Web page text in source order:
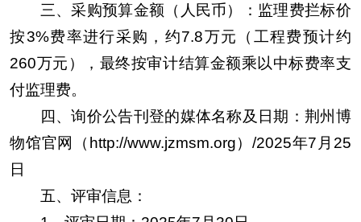
三、采购预算金额（人民币）：监理费拦标价
按3%费率进行采购，约7.8万元（工程费预计约
260万元），最终按审计结算金额乘以中标费率支
付监理费。
四、询价公告刊登的媒体名称及日期：荆州博
物馆官网（http://www.jzmsm.org）/2025年7月25
日
五、评审信息：